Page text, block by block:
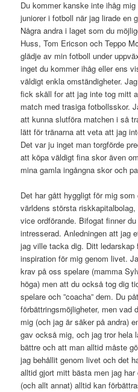
Du kommer kanske inte ihåg
juniorer i fotboll när jag lirade en
Några andra i laget som du
Huss, Tom Ericson och Teppo
glädje av min fotboll under
inget du kommer ihåg eller ens
väldigt enkla omständigheter.
fick skäll for att jag inte tog mitt
match med trasiga fotbollsskor.
att kunna slutföra matchen i så
lätt för tränarna att veta att jag
Det var ju inget man torgförde
att köpa väldigt fina skor även
mina gamla ingångna skor och
Det har gått hyggligt för mig
världens största
vice ordförande. Bifogat finner
intresserad. Anledningen att jag
jag ville tacka dig. Ditt
inspiration för mig genom livet.
krav på oss spelare (mamma
höga) men att du också tog dig
spelare och ”coacha” dem. Du
förbättringsmöjligheter, men vad
mig (och jag är säker på andra)
gav också mig, och jag tror hela
bättre och att man alltid måste
jag behållit genom livet och det
alltid gjort mitt bästa men jag
(och allt annat) alltid kan